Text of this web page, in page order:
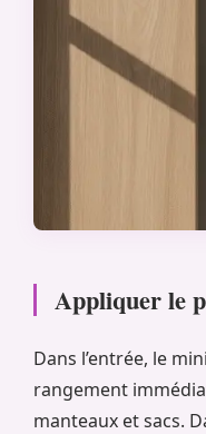
Appliquer le
Dans l’entrée, le
rangement
manteaux et sacs.